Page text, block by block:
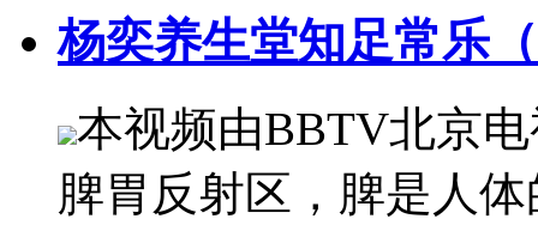
杨奕养生堂知足常乐
本视频由BBTV北京
脾胃反射区，脾是人